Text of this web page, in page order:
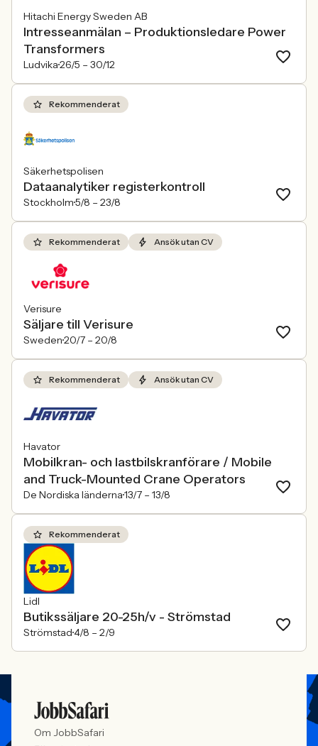
Hitachi Energy Sweden AB
Intresseanmälan – Produktionsledare Power
Transformers
Ludvika26/5 – 30/12
Rekommenderat
Säkerhetspolisen
Dataanalytiker registerkontroll
Stockholm5/8 – 23/8
Rekommenderat Ansök utan CV
Verisure
Säljare till Verisure
Sweden20/7 – 20/8
Rekommenderat Ansök utan CV
Havator
Mobilkran- och lastbilskranförare / Mobile
and Truck-Mounted Crane Operators
De Nordiska länderna13/7 – 13/8
Rekommenderat
Lidl
Butikssäljare 20-25h/v - Strömstad
Strömstad4/8 – 2/9
Om JobbSafari